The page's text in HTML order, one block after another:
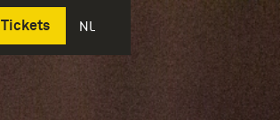
Tickets NL
Deutsch